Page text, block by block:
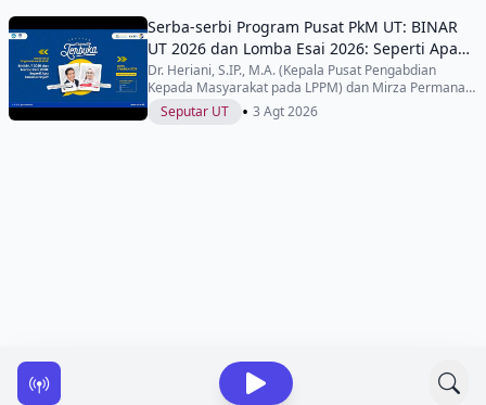
Serba-serbi Program Pusat PkM UT: BINAR
UT 2026 dan Lomba Esai 2026: Seperti Apa
Keseruannya?
Dr. Heriani, S.IP., M.A. (Kepala Pusat Pengabdian
Kepada Masyarakat pada LPPM) dan Mirza Permana,
S.T., M.Si. (Manajer Pemberdayaan Masyarakat dan
Program Sertifikat pada Pusat Pengabdian Kepada
Seputar UT • 3 Agt 2026